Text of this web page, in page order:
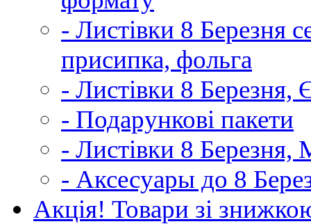
- Листівки 8 Березня
присипка, фольга
- Листівки 8 Березня,
- Подарункові пакети
- Листівки 8 Березня,
- Аксесуары до 8
Акція! Товари зі